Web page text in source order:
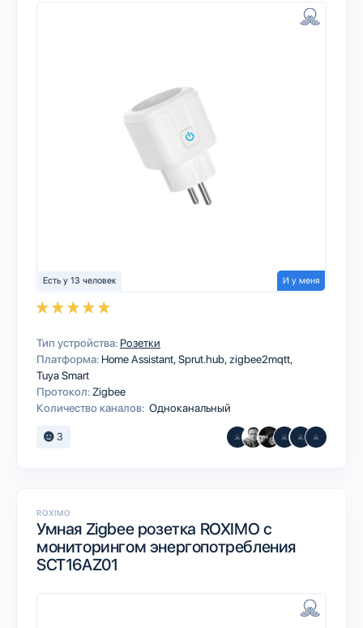
Есть у 13 человек И у меня
Тип устройства: Розетки
Платформа: Home AssistantSprut.hubzigbee2mqtt
Tuya Smart
Протокол: Zigbee
Количество каналов: Одноканальный
3
ROXIMO
Умная Zigbee розетка ROXIMO с
мониторингом энергопотребления
SCT16AZ01